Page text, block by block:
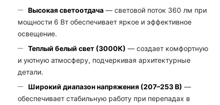
Высокая светоотдача — световой поток 360 лм при
мощности 6 Вт обеспечивает яркое и эффективное
освещение.
Теплый белый свет (3000К) — создает комфортную
и уютную атмосферу, подчеркивая архитектурные
детали.
Широкий диапазон напряжения (207–253 В) —
обеспечивает стабильную работу при перепадах в